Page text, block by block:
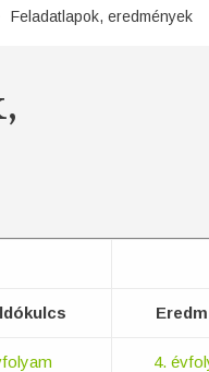
Feladatlapok, eredmények
4.